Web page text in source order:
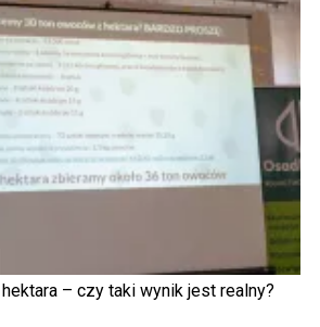
– czy taki wynik jest realny?